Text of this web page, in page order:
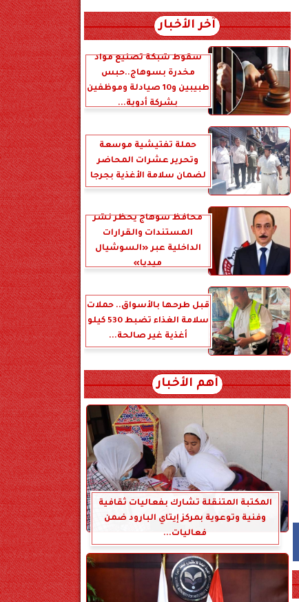
آخر الأخبار
سقوط شبكة تصنيع مواد
مخدرة بسوهاج..حبس
طبيبين و10 صيادلة وموظفين
بشركة أدوية...
حملة تفتيشية موسعة
وتحرير عشرات المحاضر
لضمان سلامة الأغذية بجرجا
محافظ سوهاج يحظر نشر
المستندات والقرارات
الداخلية عبر «السوشيال
ميديا»
قبل طرحها بالأسواق.. حملات
سلامة الغذاء تضبط 530 كيلو
أغذية غير صالحة...
أهم الأخبار
المكتبة المتنقلة تشارك بفعاليات ثقافية
وفنية وتوعوية بمركز إيتاي البارود ضمن
فعاليات...